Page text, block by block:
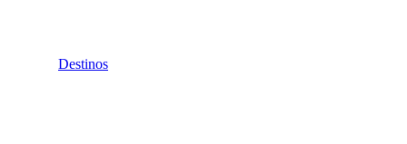
Destinos